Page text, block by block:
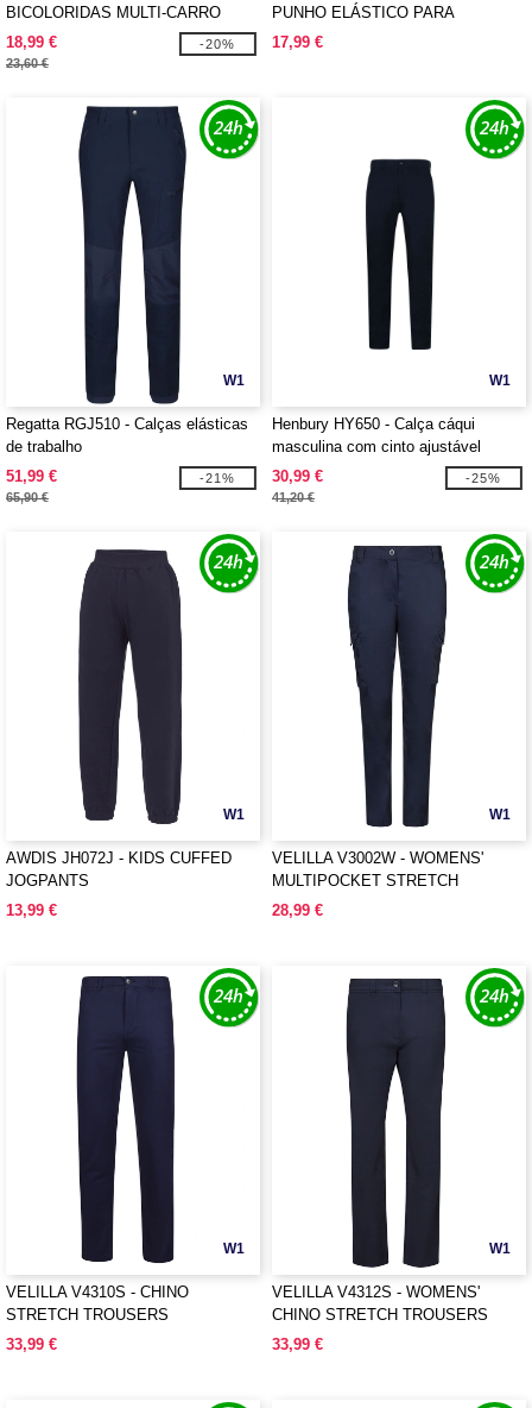
BICOLORIDAS MULTI-CARRO
18,99 €
23,60 €
-20%
PUNHO ELÁSTICO PARA
CRIANÇA
17,99 €
W1
Regatta RGJ510 - Calças elásticas
de trabalho
51,99 €
65,90 €
-21%
W1
Henbury HY650 - Calça cáqui
masculina com cinto ajustável
30,99 €
41,20 €
-25%
W1
AWDIS JH072J - KIDS CUFFED
JOGPANTS
13,99 €
W1
VELILLA V3002W - WOMENS'
MULTIPOCKET STRETCH
TROUSERS
28,99 €
W1
VELILLA V4310S - CHINO
STRETCH TROUSERS
33,99 €
W1
VELILLA V4312S - WOMENS'
CHINO STRETCH TROUSERS
33,99 €